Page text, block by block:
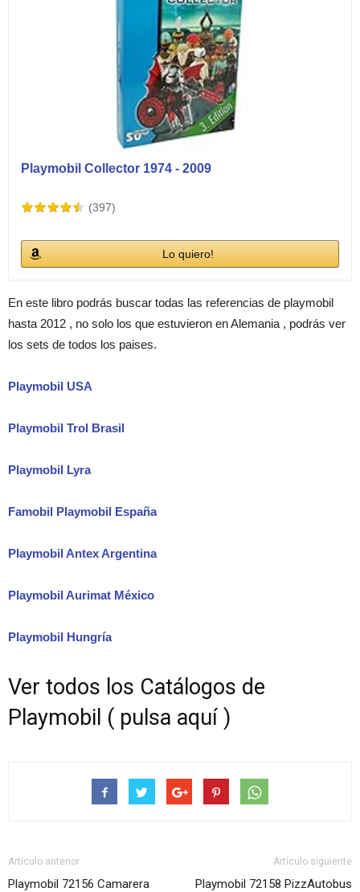
Playmobil Collector 1974 - 2009
(397)
Lo quiero!
En este libro podrás buscar todas las referencias de playmobil
hasta 2012 , no solo los que estuvieron en Alemania , podrás ver
los sets de todos los paises.
Playmobil USA
Playmobil Trol Brasil
Playmobil Lyra
Famobil Playmobil España
Playmobil Antex Argentina
Playmobil Aurimat México
Playmobil Hungría
Ver todos los Catálogos de
Playmobil ( pulsa aquí )
Artículo anterior
Playmobil 72156 Camarera
Artículo siguiente
Playmobil 72158 PizzAutobus